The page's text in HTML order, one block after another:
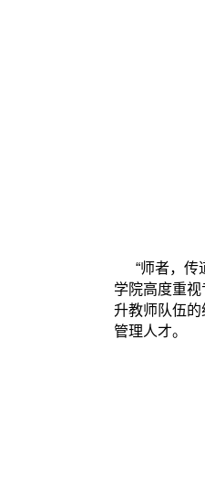
“师者，传
学院高度重
升教师队伍
管理人才。